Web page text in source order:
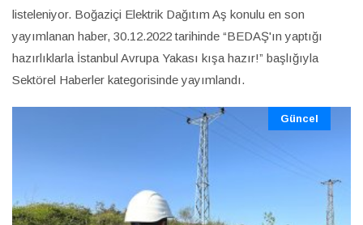
listeleniyor. Boğaziçi Elektrik Dağıtım Aş konulu en son
yayımlanan haber, 30.12.2022 tarihinde “BEDAŞ'ın yaptığı
hazırlıklarla İstanbul Avrupa Yakası kışa hazır!” başlığıyla
Sektörel Haberler kategorisinde yayımlandı.
Güncel